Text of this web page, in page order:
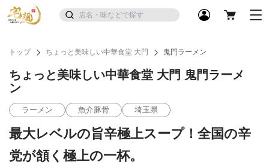
トップ ちょっと美味しい中華食堂 大門 鬼門ラーメン
ちょっと美味しい中華食堂 大門 鬼門ラーメ
ン
ラーメン 魚介豚骨 埼玉県
最大レベルの旨辛極上スープ！全国の辛
党が頷く極上の一杯。